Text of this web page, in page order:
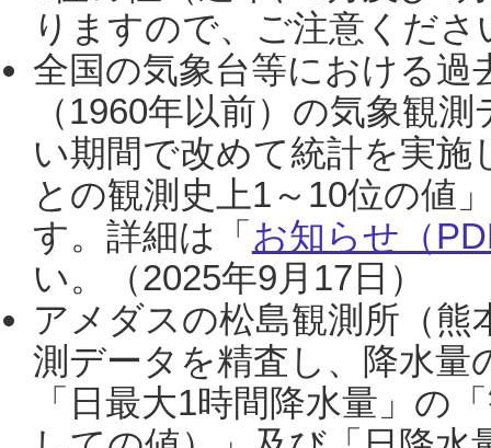
りますので、ご注意くだ
全国の気象台等における過
（1960年以前）の気象観
い期間で改めて統計を実
との観測史上1～10位の値
す。詳細は「 お知らせ（
い。（2025年9月17日）
アメダスの松島観測所（熊
測データを精査し、降水
「日最大1時間降水量」の